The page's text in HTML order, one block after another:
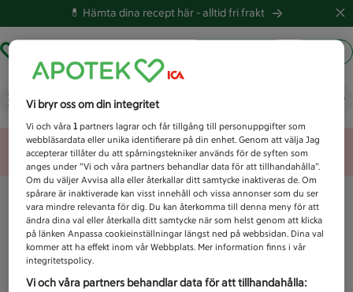
💊 Hämta dina recept här -alltid fri frakt
Vad letar du efter idag?
Unknown error
Vi bryr oss om din integritet
Vi och våra1 partners lagrar och får tillgång till personuppgifter som
webbläsardata eller unika identifierare på din enhet. Genom att välja Jag
accepterar tillåter du att spårningstekniker används för de syften som
anges under ”Vi och våra partners behandlar data för att tillhandahålla”.
Om du väljer Avvisa alla eller återkallar ditt samtycke inaktiveras de. Om
spårare är inaktiverade kan visst innehåll och vissa annonser som du ser
vara mindre relevanta för dig. Du kan återkomma till denna meny för att
ändra dina val eller återkalla ditt samtycke när som helst genom att klicka
på länken Anpassa cookieinställningar längst ned på webbsidan. Dina val
kommer att ha effekt inom vår Webbplats. Mer information finns i vår
integritetspolicy.
Vi och våra partners behandlar data för att tillhandahålla: